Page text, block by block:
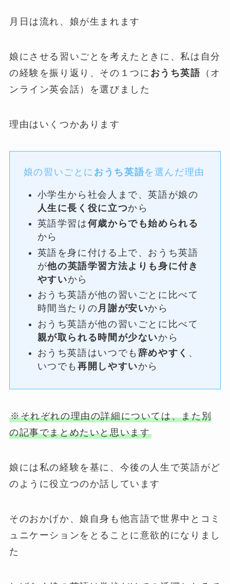
月日は流れ、娘が生まれます
娘にさせる習いごとを考えたときに、私は自分
の経験を振り返り、その１つに おうち英語 （オ
ンライン英会話）を選びました
理由はいくつかあります
娘の習いごとに おうち英語を選んだ理由
小学生から社会人まで、英語が娘の
人生に長く役に立つから
英語学習は何歳からでも始められる
から
英語を身に付ける上で、おうち英語
が他の英語学習方法よりも身に付き
やすいから
おうち英語が他の習いごとに比べて
時間当たりの月謝が安いから
おうち英語が他の習いごとに比べて
親が取られる時間が少ないから
おうち英語はいつでも 辞めやすく 、
いつでも再開しやすいから
※それぞれの理由の詳細については、また別
の記事でまとめたいと思います
娘には私の経験を基に、今後の人生で英語がど
のように役立つのか話しています
そのおかげか、娘自身も他言語で世界中とコミ
ュニケーションをとることに意欲的になりまし
た